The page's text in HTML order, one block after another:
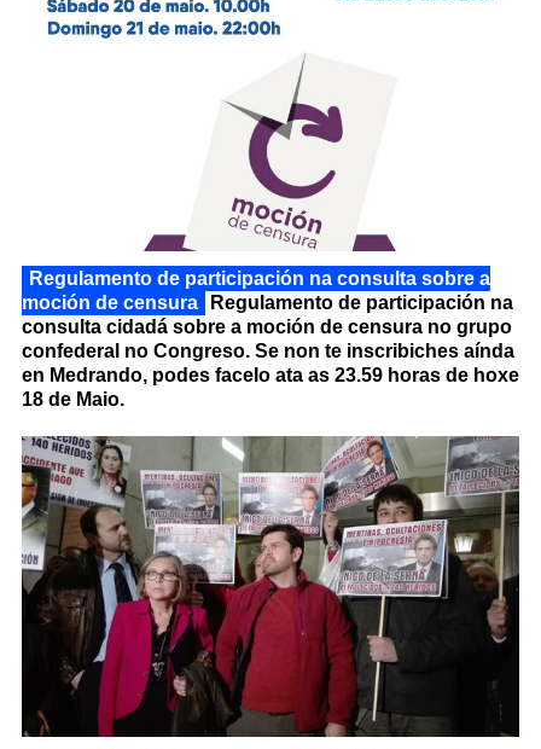
Regulamento de participación na consulta sobre a
moción de censura
Regulamento de participación na
consulta cidadá sobre a moción de censura no grupo
confederal no Congreso. Se non te inscribiches aínda
en Medrando, podes facelo ata as 23.59 horas de hoxe
18 de Maio.